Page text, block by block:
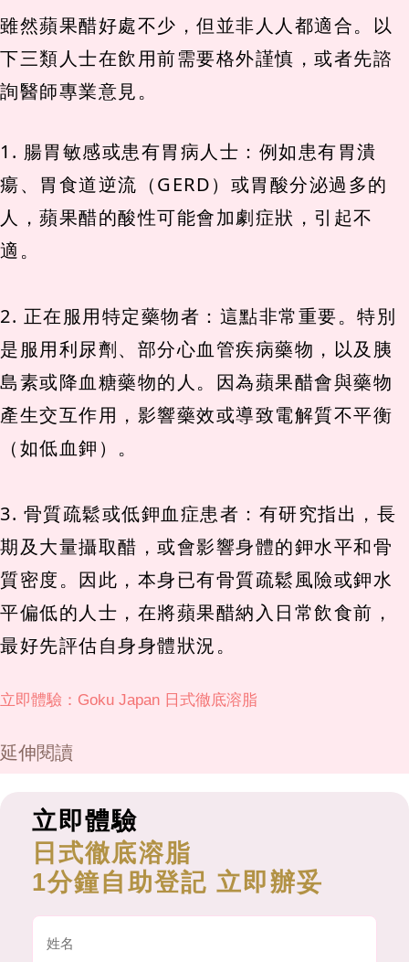
雖然蘋果醋好處不少，但並非人人都適合。以
下三類人士在飲用前需要格外謹慎，或者先諮
詢醫師專業意見。
1. 腸胃敏感或患有胃病人士：例如患有胃潰
瘍、胃食道逆流（GERD）或胃酸分泌過多的
人，蘋果醋的酸性可能會加劇症狀，引起不
適。
2. 正在服用特定藥物者：這點非常重要。特別
是服用利尿劑、部分心血管疾病藥物，以及胰
島素或降血糖藥物的人。因為蘋果醋會與藥物
產生交互作用，影響藥效或導致電解質不平衡
（如低血鉀）。
3. 骨質疏鬆或低鉀血症患者：有研究指出，長
期及大量攝取醋，或會影響身體的鉀水平和骨
質密度。因此，本身已有骨質疏鬆風險或鉀水
平偏低的人士，在將蘋果醋納入日常飲食前，
最好先評估自身身體狀況。
立即體驗：Goku Japan 日式徹底溶脂
延伸閱讀
立即體驗
日式徹底溶脂
1分鐘自助登記 立即辦妥